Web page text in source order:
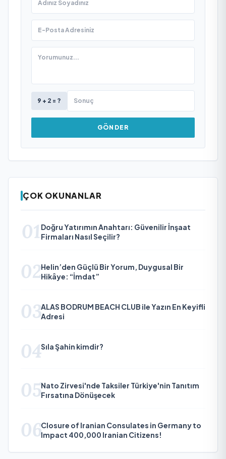
9 + 2 = ?
GÖNDER
ÇOK OKUNANLAR
01 Doğru Yatırımın Anahtarı: Güvenilir İnşaat
Firmaları Nasıl Seçilir?
02Helin’den Güçlü Bir Yorum, Duygusal Bir
Hikâye: “İmdat”
03ALAS BODRUM BEACH CLUB ile Yazın En Keyifli
Adresi
04Sıla Şahin kimdir?
05Nato Zirvesi'nde Taksiler Türkiye'nin Tanıtım
Fırsatına Dönüşecek
06Closure of Iranian Consulates in Germany to
Impact 400,000 Iranian Citizens!